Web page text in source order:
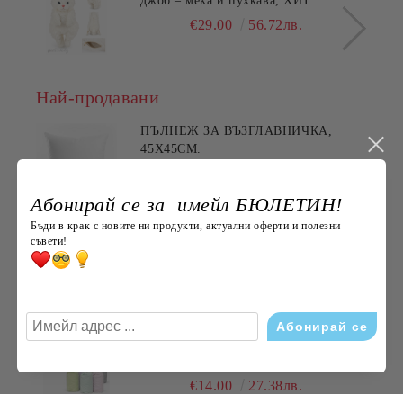
€29.00 56.72лв.
Най-продавани
ПЪЛНЕЖ ЗА ВЪЗГЛАВНИЧКА,
45X45СМ.
ДОЛЕН ЧАРШАФ С ЛАСТИК,
РАЗЛИЧНИ РАЗМЕРИ
€14.00 27.38лв.
Абонирай се за имейл БЮЛЕТИН!
Бъди в крак с новите ни продукти, актуални оферти и полезни
съвети!